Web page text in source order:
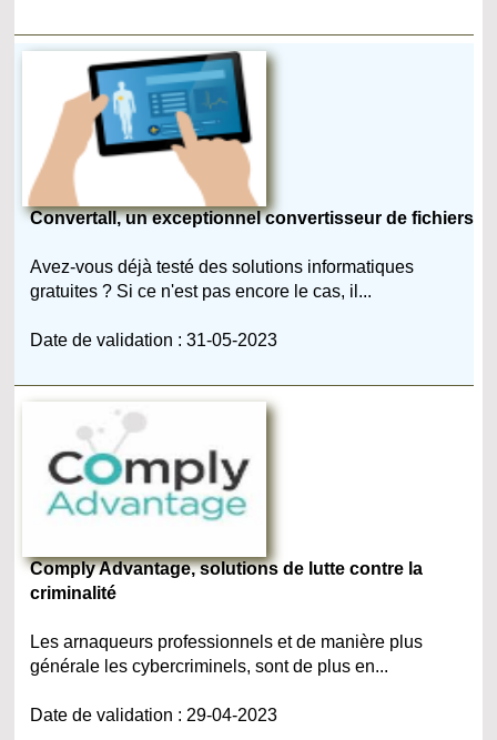
Convertall, un exceptionnel convertisseur de fichiers
Avez-vous déjà testé des solutions informatiques
gratuites ? Si ce n'est pas encore le cas, il...
Date de validation : 31-05-2023
Comply Advantage, solutions de lutte contre la
criminalité
Les arnaqueurs professionnels et de manière plus
générale les cybercriminels, sont de plus en...
Date de validation : 29-04-2023